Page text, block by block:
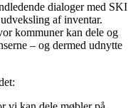
dialoger med SKI
af inventar.
kommuner kan dele og
– og dermed udnytte